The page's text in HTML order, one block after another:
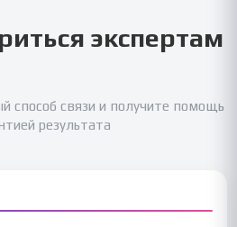
экспертам
способ связи и получите помощь
результата